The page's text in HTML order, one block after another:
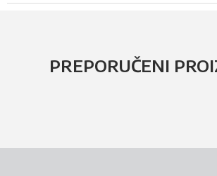
PREPORUČENI